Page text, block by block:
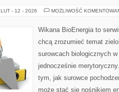
LUT - 12 - 2026 MOŻLIWOŚĆ
Wikana BioEnergia to
chcą zrozumieć temat
surowcach biologicznych
jednocześnie
tym, jak surowce
może stać się nośnikiem